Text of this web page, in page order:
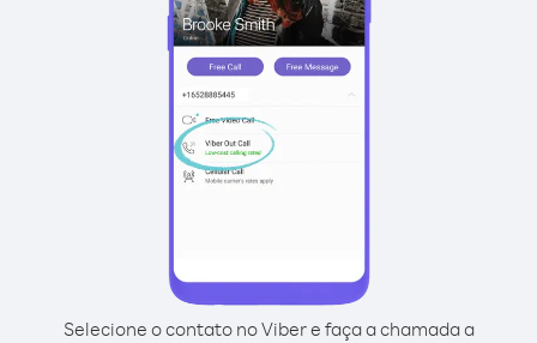
Selecione o contato no Viber e faça a chamada a